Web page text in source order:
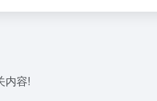
内容!